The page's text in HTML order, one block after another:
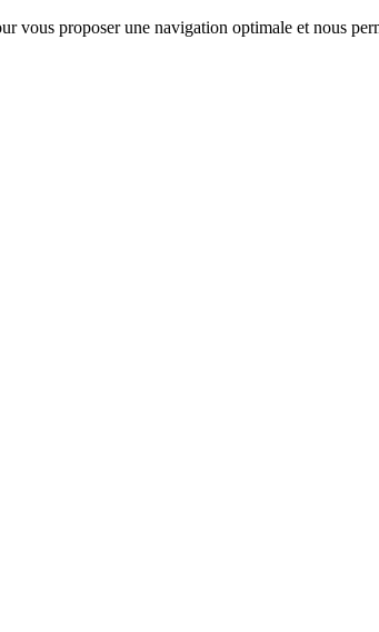
vous proposer une navigation optimale et nous